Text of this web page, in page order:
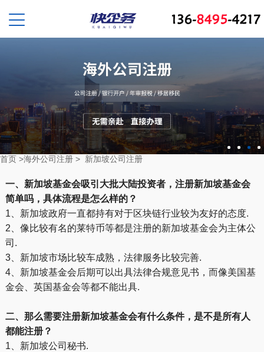
首页 >海外公司注册 > 新加坡公司注册
一、新加坡基金会吸引大批大陆投资者，注册新加坡基金会
简单吗，具体流程是怎么样的？
1、新加坡政府一直都持有对于区块链行业较为友好的态度.
2、像比较有名的莱特币等都是注册的新加坡基金会为主体公
司.
3、新加坡市场比较车成熟，法律服务比较完善.
4、新加坡基金会后期可以出具法律合规意见书，而像美国基
金会、英国基金会等都不能出具.
二、那么需要注册新加坡基金会有什么条件，是不是所有人
都能注册？
1、新加坡公司秘书.